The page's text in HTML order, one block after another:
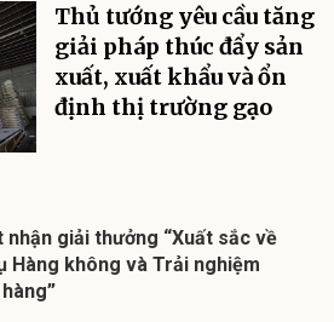
Thủ tướng yêu cầu tăng
giải pháp thúc đẩy sản
xuất, xuất khẩu và ổn
định thị trường gạo
nhận giải thưởng “Xuất sắc về
Hàng không và Trải nghiệm